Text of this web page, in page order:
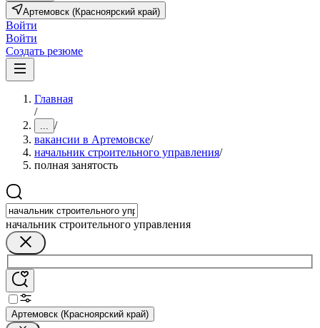
Артемовск (Красноярский край)
Войти
Войти
Создать резюме
Главная
/
... /
вакансии в Артемовске/
начальник строительного управления/
полная занятость
начальник строительного управления
Артемовск (Красноярский край)